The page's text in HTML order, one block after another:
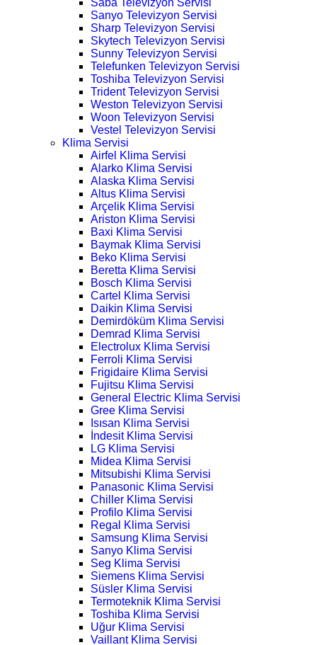
Sanyo Televizyon Servisi
Sharp Televizyon Servisi
Skytech Televizyon Servisi
Sunny Televizyon Servisi
Telefunken Televizyon Servisi
Toshiba Televizyon Servisi
Trident Televizyon Servisi
Weston Televizyon Servisi
Woon Televizyon Servisi
Vestel Televizyon Servisi
Klima Servisi
Airfel Klima Servisi
Alarko Klima Servisi
Alaska Klima Servisi
Altus Klima Servisi
Arçelik Klima Servisi
Ariston Klima Servisi
Baxi Klima Servisi
Baymak Klima Servisi
Beko Klima Servisi
Beretta Klima Servisi
Bosch Klima Servisi
Cartel Klima Servisi
Daikin Klima Servisi
Demirdöküm Klima Servisi
Demrad Klima Servisi
Electrolux Klima Servisi
Ferroli Klima Servisi
Frigidaire Klima Servisi
Fujitsu Klima Servisi
General Electric Klima Servisi
Gree Klima Servisi
Isısan Klima Servisi
İndesit Klima Servisi
LG Klima Servisi
Midea Klima Servisi
Mitsubishi Klima Servisi
Panasonic Klima Servisi
Chiller Klima Servisi
Profilo Klima Servisi
Regal Klima Servisi
Samsung Klima Servisi
Sanyo Klima Servisi
Seg Klima Servisi
Siemens Klima Servisi
Süsler Klima Servisi
Termoteknik Klima Servisi
Toshiba Klima Servisi
Uğur Klima Servisi
Vaillant Klima Servisi